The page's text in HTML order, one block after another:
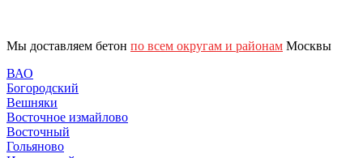
Мы доставляем бетон по всем округам и районам Москвы
ВАО
Богородский
Вешняки
Восточное измайлово
Восточный
Гольяново